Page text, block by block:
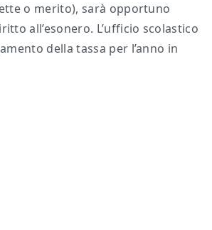
o merito), sarà opportuno
all’esonero. L’ufficio scolastico
della tassa per l’anno in